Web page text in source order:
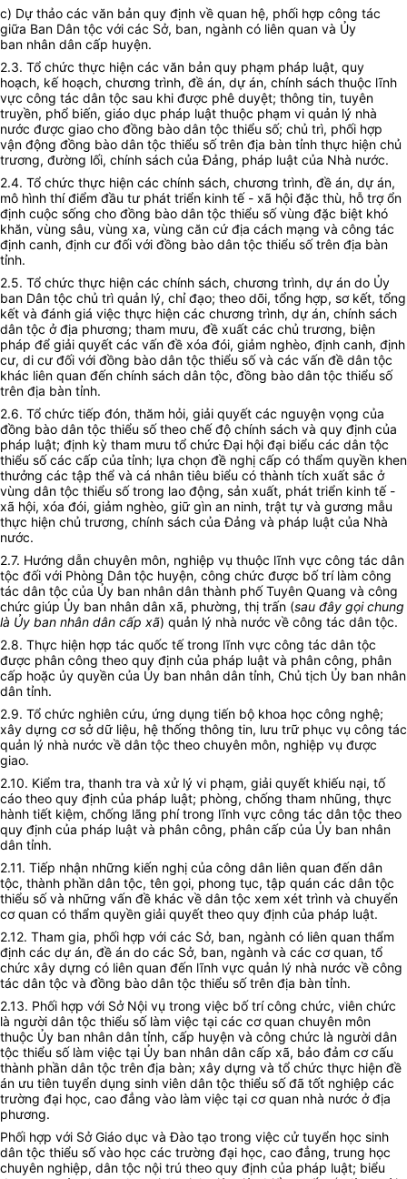
c) Dự thảo các văn bản quy định về quan hệ, phối hợp công tác
giữa Ban Dân tộc với các Sở, ban, ngành có liên quan và Ủy
ban nhân dân cấp huyện.
2.3. Tổ chức thực hiện các văn bản quy phạm pháp luật, quy
hoạch, kế hoạch, chương trình, đề án, dự án, chính sách thuộc lĩnh
vực công tác dân tộc sau khi được phê duyệt; thông tin, tuyên
truyền, phổ biến, giáo dục pháp luật thuộc phạm vi quản lý nhà
nước được giao cho đồng bào dân tộc thiểu số; chủ trì, phối hợp
vận động đồng bào dân tộc thiểu số trên địa bàn tỉnh thực hiện chủ
trương, đường lối, chính sách của Đảng, pháp luật của Nhà nước.
2.4. Tổ chức thực hiện các chính sách, chương trình, đề án, dự án,
mô hình thí điểm đầu tư phát triển kinh tế - xã hội đặc thù, hỗ trợ ổn
định cuộc sống cho đồng bào dân tộc thiểu số vùng đặc biệt khó
khăn, vùng sâu, vùng xa, vùng căn cứ địa cách mạng và công tác
định canh, định cư đối với đồng bào dân tộc thiểu số trên địa bàn
tỉnh.
2.5. Tổ chức thực hiện các chính sách, chương trình, dự án do Ủy
ban Dân tộc chủ trì quản lý, chỉ đạo; theo dõi, tổng hợp, sơ kết, tổng
kết và đánh giá việc thực hiện các chương trình, dự án, chính sách
dân tộc ở địa phương; tham mưu, đề xuất các chủ trương, biện
pháp để giải quyết các vấn đề xóa đói, giảm nghèo, định canh, định
cư, di cư đối với đồng bào dân tộc thiểu số và các vấn đề dân tộc
khác liên quan đến chính sách dân tộc, đồng bào dân tộc thiểu số
trên địa bàn tỉnh.
2.6. Tổ chức tiếp đón, thăm hỏi, giải quyết các nguyện vọng của
đồng bào dân tộc thiểu số theo chế độ chính sách và quy định của
pháp luật; định kỳ tham mưu tổ chức Đại hội đại biểu các dân tộc
thiểu số các cấp của tỉnh; lựa chọn đề nghị cấp có thẩm quyền khen
thưởng các tập thể và cá nhân tiêu biểu có thành tích xuất sắc ở
vùng dân tộc thiểu số trong lao động, sản xuất, phát triển kinh tế -
xã hội, xóa đói, giảm nghèo, giữ gìn an ninh, trật tự và gương mẫu
thực hiện chủ trương, chính sách của Đảng và pháp luật của Nhà
nước.
2.7. Hướng dẫn chuyên môn, nghiệp vụ thuộc lĩnh vực công tác dân
tộc đối với Phòng Dân tộc huyện, công chức được bố trí làm công
tác dân tộc của Ủy ban nhân dân thành phố Tuyên Quang và công
chức giúp Ủy ban nhân dân xã, phường, thị trấn (sau đây gọi chung
là Ủy ban nhân dân cấp xã) quản lý nhà nước về công tác dân tộc.
2.8. Thực hiện hợp tác quốc tế trong lĩnh vực công tác dân tộc
được phân công theo quy định của pháp luật và phân công, phân
cấp hoặc ủy quyền của Ủy ban nhân dân tỉnh, Chủ tịch Ủy ban nhân
dân tỉnh.
2.9. Tổ chức nghiên cứu, ứng dụng tiến bộ khoa học công nghệ;
xây dựng cơ sở dữ liệu, hệ thống thông tin, lưu trữ phục vụ công tác
quản lý nhà nước về dân tộc theo chuyên môn, nghiệp vụ được
giao.
2.10. Kiểm tra, thanh tra và xử lý vi phạm, giải quyết khiếu nại, tố
cáo theo quy định của pháp luật; phòng, chống tham nhũng, thực
hành tiết kiệm, chống lãng phí trong lĩnh vực công tác dân tộc theo
quy định của pháp luật và phân công, phân cấp của Ủy ban nhân
dân tỉnh.
2.11. Tiếp nhận những kiến nghị của công dân liên quan đến dân
tộc, thành phần dân tộc, tên gọi, phong tục, tập quán các dân tộc
thiểu số và những vấn đề khác về dân tộc xem xét trình và chuyển
cơ quan có thẩm quyền giải quyết theo quy định của pháp luật.
2.12. Tham gia, phối hợp với các Sở, ban, ngành có liên quan thẩm
định các dự án, đề án do các Sở, ban, ngành và các cơ quan, tổ
chức xây dựng có liên quan đến lĩnh vực quản lý nhà nước về công
tác dân tộc và đồng bào dân tộc thiểu số trên địa bàn tỉnh.
2.13. Phối hợp với Sở Nội vụ trong việc bố trí công chức, viên chức
là người dân tộc thiểu số làm việc tại các cơ quan chuyên môn
thuộc Ủy ban nhân dân tỉnh, cấp huyện và công chức là người dân
tộc thiểu số làm việc tại Ủy ban nhân dân cấp xã, bảo đảm cơ cấu
thành phần dân tộc trên địa bàn; xây dựng và tổ chức thực hiện đề
án ưu tiên tuyển dụng sinh viên dân tộc thiểu số đã tốt nghiệp các
trường đại học, cao đẳng vào làm việc tại cơ quan nhà nước ở địa
phương.
Phối hợp với Sở Giáo dục và Đào tạo trong việc cử tuyển học sinh
dân tộc thiểu số vào học các trường đại học, cao đẳng, trung học
chuyên nghiệp, dân tộc nội trú theo quy định của pháp luật; biểu